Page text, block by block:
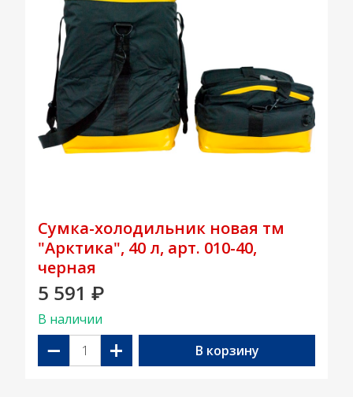
Сумка-холодильник новая тм
"Арктика", 40 л, арт. 010-40,
черная
5 591 ₽
В наличии
− + В корзину